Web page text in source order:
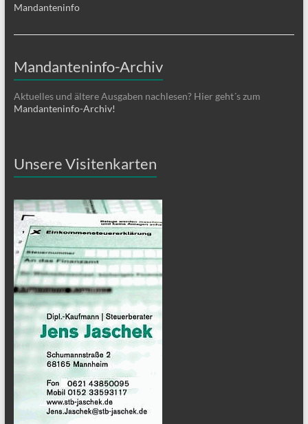
Mandanteninfo
Mandanteninfo-Archiv
Aktuelles und ältere Ausgaben nachlesen? Hier geht´s zum
Mandanteninfo-Archiv!
Unsere Visitenkarten